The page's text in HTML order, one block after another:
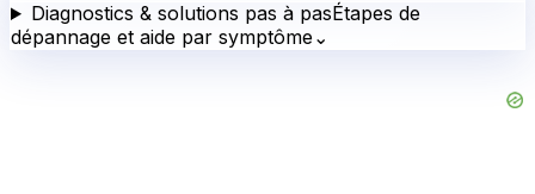
Diagnostics & solutions pas à pasÉtapes de
dépannage et aide par symptôme⌄